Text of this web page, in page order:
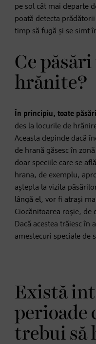
pe sol cât mai departe
poată detecta
timp să fugă și se simt
Ce
hrănite?
În principiu, toate
des la locurile de
Aceasta depinde dacă
de hrană găsesc în
doar speciile care se
hrana, de exemplu,
aștepta la vizita
lângă el, vor fi atrași
Ciocănitoarea roșie, de
Dacă acestea trăiesc în
amestecuri speciale de
Există
perioade
trebui să